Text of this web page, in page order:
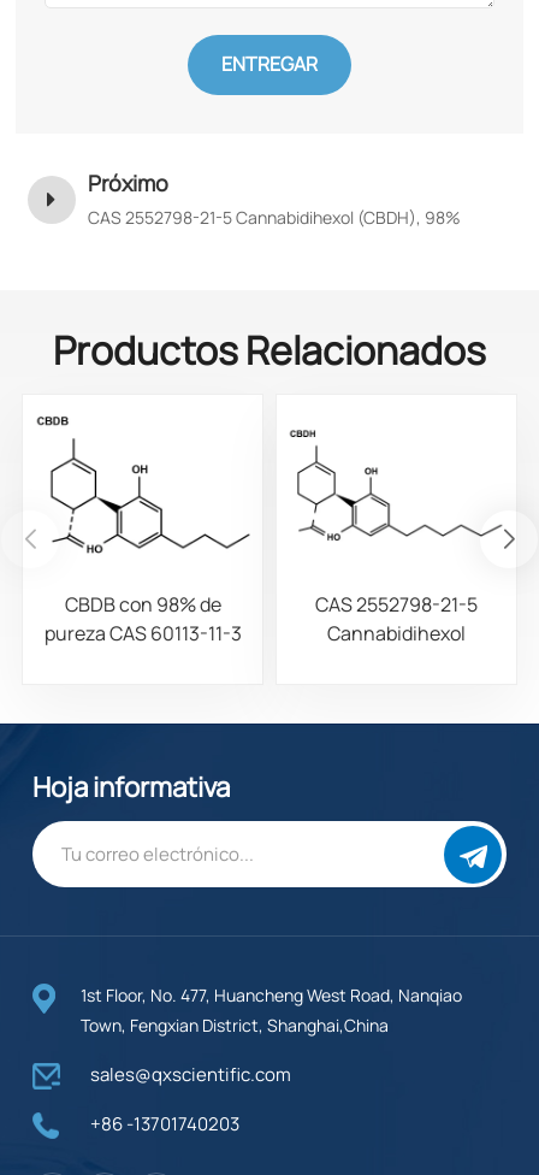
ENTREGAR
Próximo
CAS 2552798-21-5 Cannabidihexol (CBDH), 98%
Productos Relacionados
CBDB con 98% de
pureza CAS 60113-11-3
CAS 2552798-21-5
Cannabidihexol
Hoja informativa
1st Floor, No. 477, Huancheng West Road, Nanqiao
Town, Fengxian District, Shanghai,China
sales@qxscientific.com
+86 -13701740203